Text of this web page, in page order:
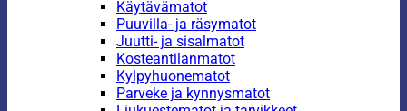
Käytävämatot
Puuvilla- ja räsymatot
Juutti- ja sisalmatot
Kosteantilanmatot
Kylpyhuonematot
Parveke ja kynnysmatot